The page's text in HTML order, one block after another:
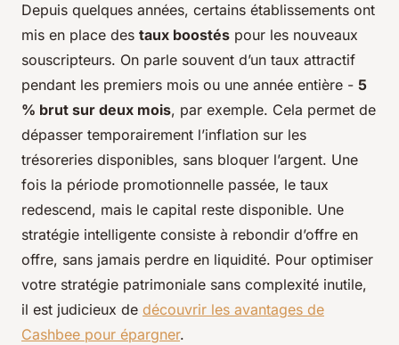
Depuis quelques années, certains établissements ont
mis en place des taux boostés pour les nouveaux
souscripteurs. On parle souvent d’un taux attractif
pendant les premiers mois ou une année entière - 5
% brut sur deux mois, par exemple. Cela permet de
dépasser temporairement l’inflation sur les
trésoreries disponibles, sans bloquer l’argent. Une
fois la période promotionnelle passée, le taux
redescend, mais le capital reste disponible. Une
stratégie intelligente consiste à rebondir d’offre en
offre, sans jamais perdre en liquidité. Pour optimiser
votre stratégie patrimoniale sans complexité inutile,
il est judicieux de découvrir les avantages de
Cashbee pour épargner.